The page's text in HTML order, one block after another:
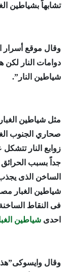
تشابهاً بشياطين
دوامات النار لكن
شياطين النار”.
مثل شياطين
صحاري الجنوب
زوابع النار
جداً بسبب
الساخن الذى
شياطين الغبار
فى النقاط
احدى شياطين
وقال